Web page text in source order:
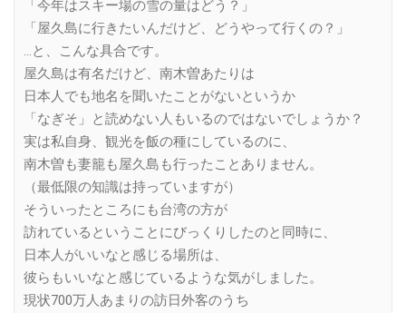
「今年はスキー場の雪の量はどう？」
「屋久島に行きたいんだけど、どうやって行くの？」
…と、こんな具合です。
屋久島は有名だけど、南木曽あたりは
日本人でも地名を聞いたことがないというか
「なぎそ」と読めない人もいるのではないでしょうか？
実は私自身、観光を飯の種にしているのに、
南木曽も妻籠も屋久島も行ったことありません。
（最低限の知識は持っていますが）
そういったところにも台湾の方が
訪れているということにびっくりしたのと同時に、
日本人がいいなと感じる場所は、
彼らもいいなと感じているような気がしました。
現状700万人あまりの訪日外客のうち